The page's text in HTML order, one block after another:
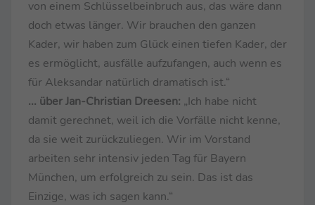
von einem Schlüsselbeinbruch aus, das wäre dann
doch etwas länger. Wir brauchen den ganzen
Kader, wir haben zum Glück einen tiefen Kader, der
es ermöglicht, ausfälle aufzufangen, auch wenn es
für Aleksandar natürlich dramatisch ist.“
... über Jan-Christian Dreesen: „Ich habe nicht
damit gerechnet, weil ich die Vorfälle nicht kenne,
da sie weit zurückzuliegen. Wir im Vorstand
arbeiten sehr intensiv jeden Tag für Bayern
München, um erfolgreich zu sein. Das ist das
Einzige, was ich sagen kann.“